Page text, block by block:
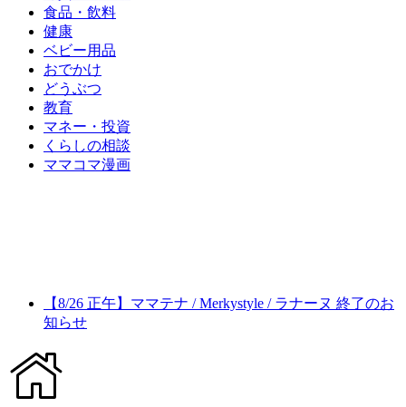
食品・飲料
健康
ベビー用品
おでかけ
どうぶつ
教育
マネー・投資
くらしの相談
ママコマ漫画
【8/26 正午】ママテナ / Merkystyle / ラナーヌ 終了のお
知らせ